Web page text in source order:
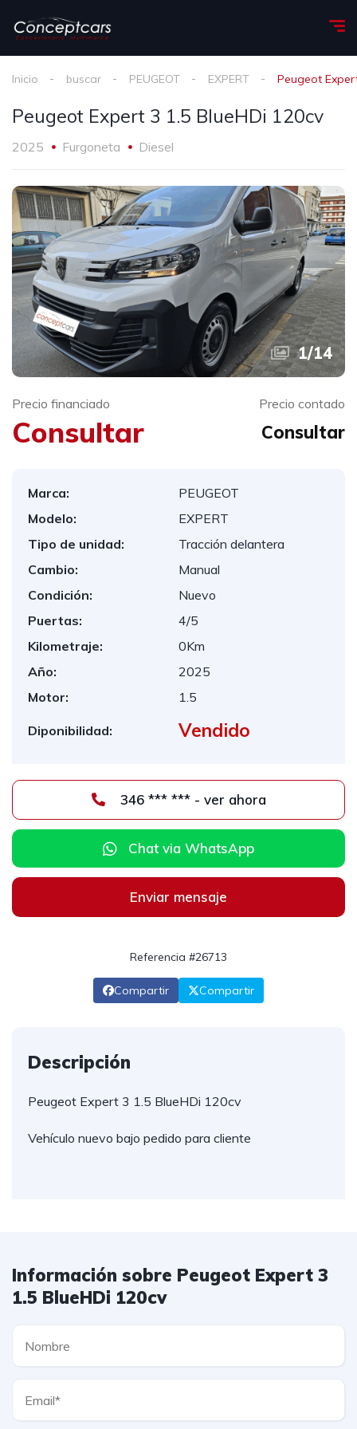
Inicio buscar PEUGEOT EXPERT Peugeot
Peugeot Expert 3 1.5 BlueHDi 120cv
2025 Furgoneta Diesel
1/14
Precio financiado
Consultar
Precio contado
Consultar
Marca:
PEUGEOT
Modelo:
EXPERT
Tipo de unidad:
Tracción delantera
Cambio:
Manual
Condición:
Nuevo
Puertas:
4/5
Kilometraje:
0Km
Año:
2025
Motor:
1.5
Diponibilidad: Vendido
346 *** *** - ver ahora
Chat via WhatsApp
Enviar mensaje
Referencia #26713
Compartir Compartir
Descripción
Peugeot Expert 3 1.5 BlueHDi 120cv
Vehículo nuevo bajo pedido para cliente
Información sobre Peugeot Expert 3
1.5 BlueHDi 120cv